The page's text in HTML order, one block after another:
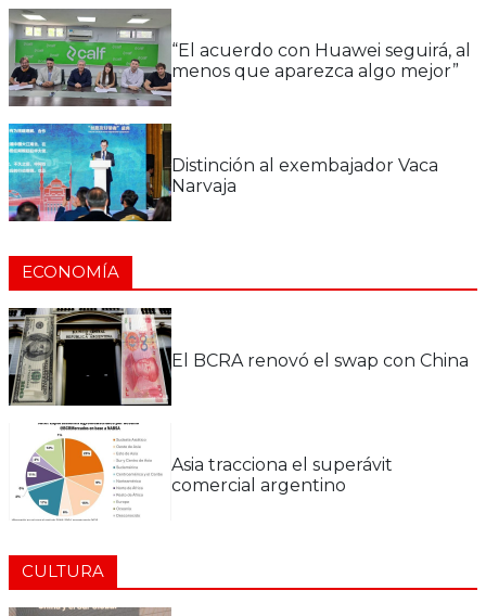
“El acuerdo con Huawei seguirá, al
menos que aparezca algo mejor”
Distinción al exembajador Vaca
Narvaja
ECONOMÍA
El BCRA renovó el swap con China
Asia tracciona el superávit
comercial argentino
CULTURA